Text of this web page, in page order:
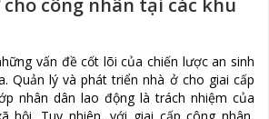
vấn đề cốt lõi của chiến lược an sinh
Quản lý và phát triển nhà ở cho giai cấp
nhân dân lao động là trách nhiệm của
hội. Tuy nhiên, với giai cấp công nhân,